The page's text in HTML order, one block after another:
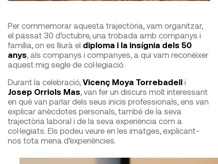
Per commemorar aquesta trajectòria, vam organitzar,
el passat 30 d’octubre, una trobada amb companys i
família, on es lliurà el diploma i la insígnia dels 50
anys , als companys i companyes, a qui vam reconèixer
aquest mig segle de col·legiació.
Durant la celebració, Vicenç Moya Torrebadell i
Josep Orriols Mas , van fer un discurs molt interessant
en què van parlar dels seus inicis professionals, ens van
explicar anècdotes personals, també de la seva
trajectòria laboral i de la seva experiència com a
col·legiats. Els podeu veure en les imatges, explicant-
nos tota mena d’experiències.